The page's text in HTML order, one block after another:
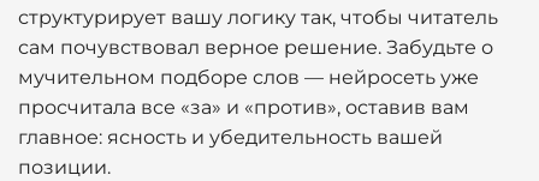
структурирует вашу логику так, чтобы читатель
сам почувствовал верное решение. Забудьте о
мучительном подборе слов — нейросеть уже
просчитала все «за» и «против», оставив вам
главное: ясность и убедительность вашей
позиции.